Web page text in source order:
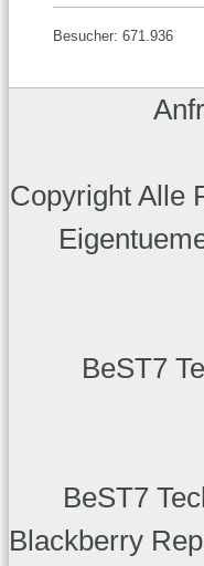
Besucher: 671.936
Copyright Alle
BeST7
BeST7
Blackberry